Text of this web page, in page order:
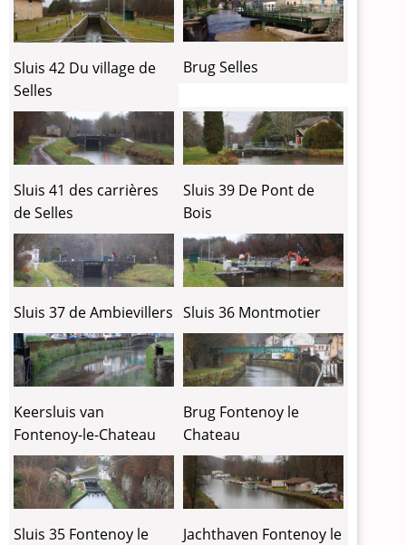
Sluis 42 Du village de
Selles
Brug Selles
Sluis 41 des carrières
de Selles
Sluis 39 De Pont de
Bois
Sluis 37 de Ambievillers Sluis 36 Montmotier
Keersluis van
Fontenoy-le-Chateau
Brug Fontenoy le
Chateau
Sluis 35 Fontenoy le
Jachthaven Fontenoy le